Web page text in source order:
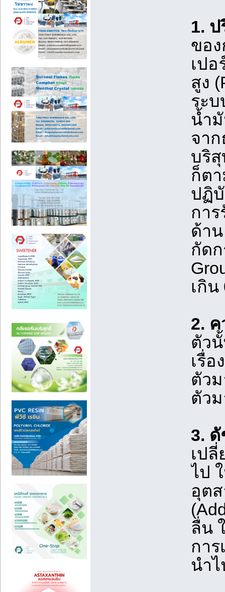
1.
ขอ
เป
สูง
ระ
น้ำ
จา
บริ
ก็ต
ปฏิ
กา
ด้า
กัด
เกิน
2.
ตัว
เรื่
ตัว
ตัว
3.
เป
ไป
อุต
ลื่น
การ
นำ